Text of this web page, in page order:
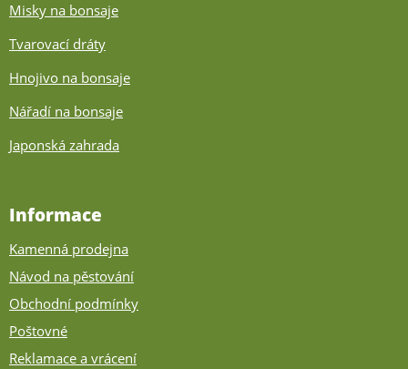
Misky na bonsaje
Tvarovací dráty
Hnojivo na bonsaje
Nářadí na bonsaje
Japonská zahrada
Informace
Kamenná prodejna
Návod na pěstování
Obchodní podmínky
Poštovné
Reklamace a vrácení